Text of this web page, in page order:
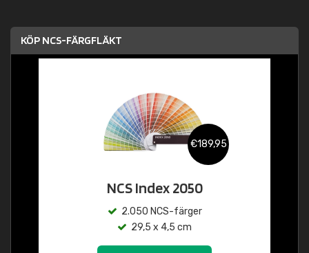
KÖP NCS-FÄRGFLÄKT
€189,95
NCS Index 2050
2.050 NCS-färger
29,5 x 4,5 cm